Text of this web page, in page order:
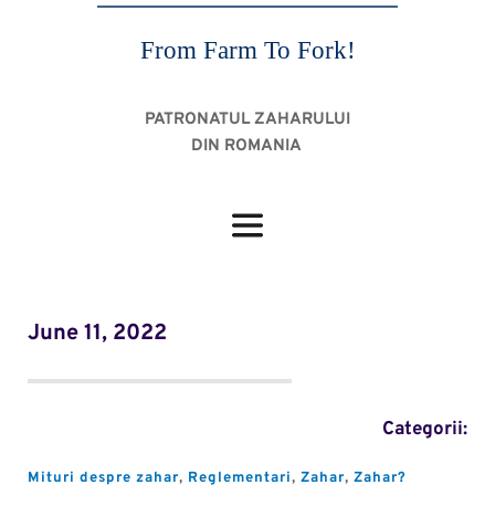
From Farm To Fork!
PATRONATUL ZAHARULUI
DIN ROMANIA
June 11, 2022
Categorii:
Mituri despre zahar, Reglementari, Zahar, Zahar?